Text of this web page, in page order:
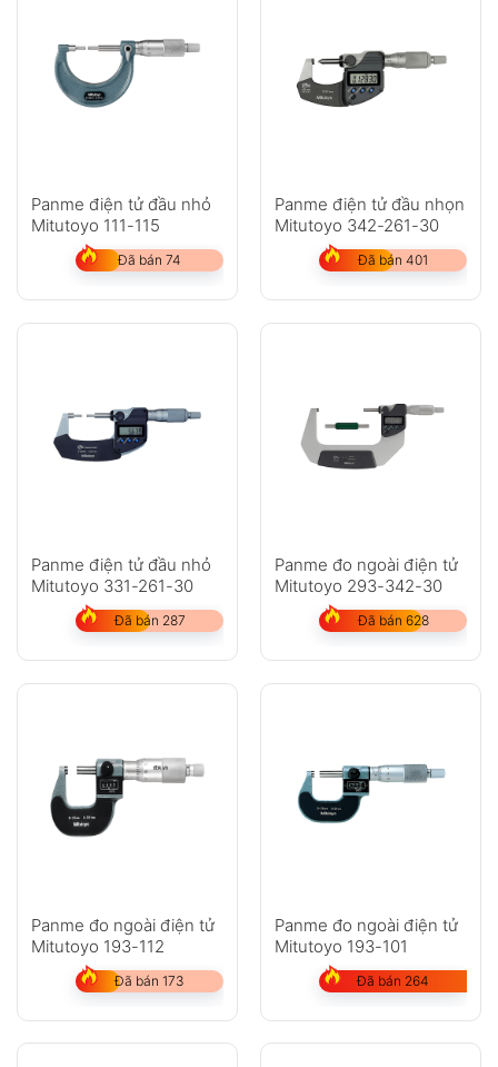
Panme điện tử đầu nhỏ
Mitutoyo 111-115
Đã bán 74
Panme điện tử đầu nhọn
Mitutoyo 342-261-30
Đã bán 401
Panme điện tử đầu nhỏ
Mitutoyo 331-261-30
Đã bán 287
Panme đo ngoài điện tử
Mitutoyo 293-342-30
Đã bán 628
Panme đo ngoài điện tử
Mitutoyo 193-112
Đã bán 173
Panme đo ngoài điện tử
Mitutoyo 193-101
Đã bán 264